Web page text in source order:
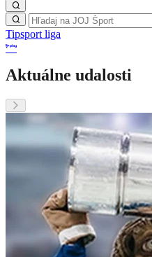
Tipsport liga
Aktuálne udalosti